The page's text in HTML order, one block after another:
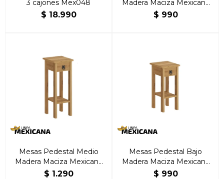
3 cajones Mex048
$ 18.990
Madera Maciza Mexicana
Nogal
$ 990
Mesas Pedestal Medio
Madera Maciza Mexicana
Natural
$ 1.290
Mesas Pedestal Bajo
Madera Maciza Mexicana
Natural
$ 990